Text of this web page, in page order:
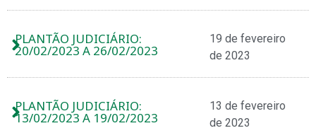
PLANTÃO JUDICIÁRIO:
20/02/2023 A 26/02/2023
19 de fevereiro
de 2023
PLANTÃO JUDICIÁRIO:
13/02/2023 A 19/02/2023
13 de fevereiro
de 2023